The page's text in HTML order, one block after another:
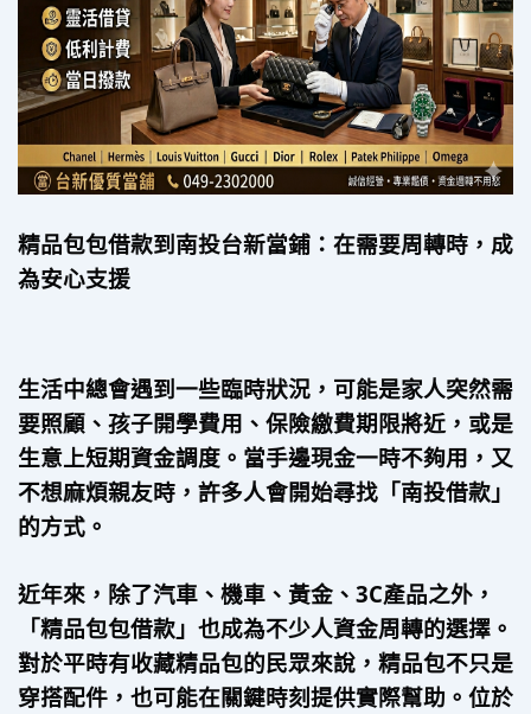
精品包包借款到南投台新當鋪：在需要周轉時，成
為安心支援
生活中總會遇到一些臨時狀況，可能是家人突然需
要照顧、孩子開學費用、保險繳費期限將近，或是
生意上短期資金調度。當手邊現金一時不夠用，又
不想麻煩親友時，許多人會開始尋找「南投借款」
的方式。
近年來，除了汽車、機車、黃金、3C產品之外，
「精品包包借款」也成為不少人資金周轉的選擇。
對於平時有收藏精品包的民眾來說，精品包不只是
穿搭配件，也可能在關鍵時刻提供實際幫助。位於